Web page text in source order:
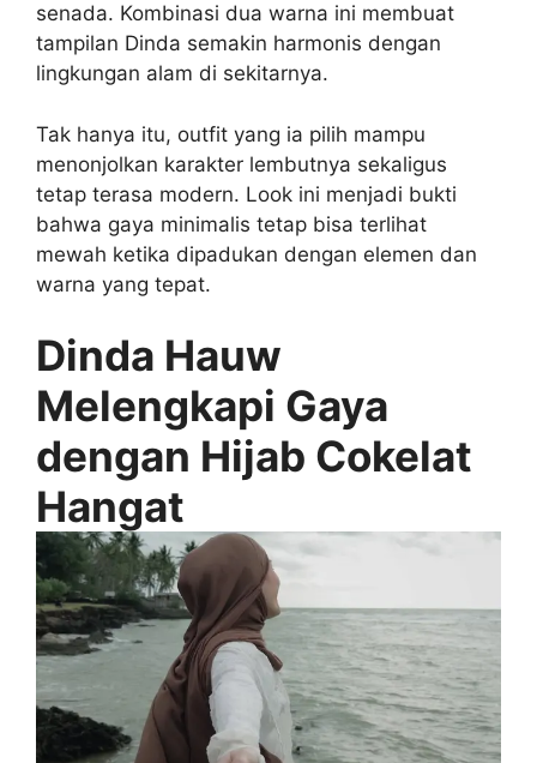
senada. Kombinasi dua warna ini membuat
tampilan Dinda semakin harmonis dengan
lingkungan alam di sekitarnya.
Tak hanya itu, outfit yang ia pilih mampu
menonjolkan karakter lembutnya sekaligus
tetap terasa modern. Look ini menjadi bukti
bahwa gaya minimalis tetap bisa terlihat
mewah ketika dipadukan dengan elemen dan
warna yang tepat.
Dinda Hauw
Melengkapi Gaya
dengan Hijab Cokelat
Hangat